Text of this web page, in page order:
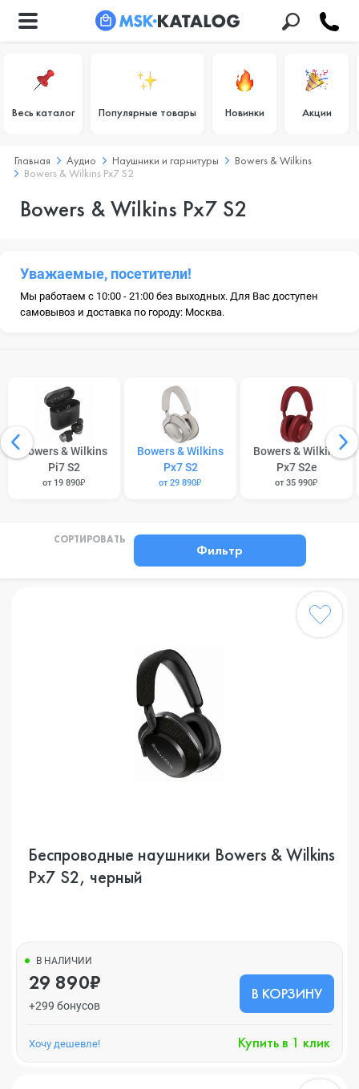
Весь каталог Популярные товары Новинки Акции
Главная Аудио Наушники и гарнитуры
Bowers & Wilkins
Bowers & Wilkins Px7 S2
Bowers & Wilkins Px7 S2
Уважаемые, посетители!
Мы работаем с 10:00 - 21:00 без выходных. Для Вас доступен
самовывоз и доставка по городу: Москва.
Bowers & Wilkins
Pi7 S2
от 19 890₽
Bowers & Wilkins
Px7 S2
от 29 890₽
Bowers & Wilkins
Px7 S2e
от 35 990₽
СОРТИРОВАТЬ
Фильтр
Беспроводные наушники Bowers & Wilkins
Px7 S2, черный
В НАЛИЧИИ
29 890₽
+299 бонусов
В КОРЗИНУ
Хочу дешевле! Купить в 1 клик